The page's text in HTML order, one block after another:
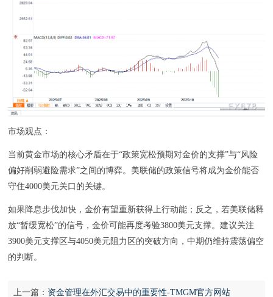
市场观点：
当前黄金市场的核心矛盾在于“政策宽松预期对金价的支撑”与“风险
偏好削弱避险需求”之间的博弈。美联储的政策信号将成为金价能否
守住4000美元关口的关键。
如果降息步伐加快，金价有望重新获得上行动能；反之，若美联储释
放“暂缓宽松”的信号，金价可能再度考验3800美元支撑。建议关注
3900美元支撑区与4050美元阻力区的突破方向，中期仍维持震荡偏空
的判断。
上一篇： 资金管理在外汇交易中的重要性-TMGM官方网站